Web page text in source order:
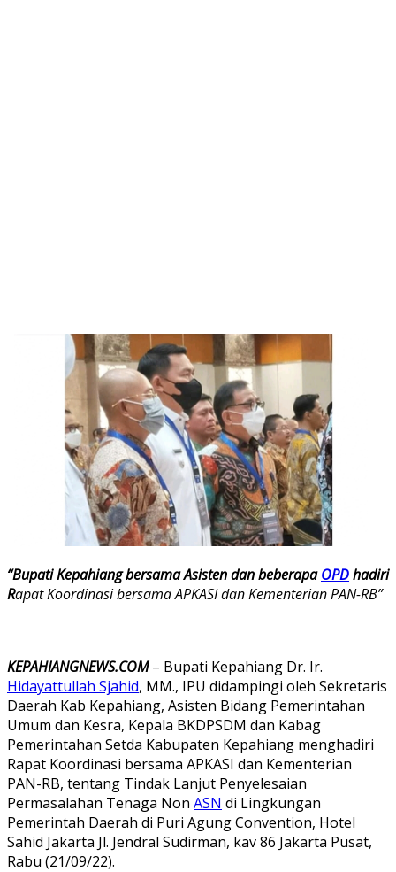
“Bupati Kepahiang bersama Asisten dan beberapaOPDhadiri
Rapat Koordinasi bersama APKASI dan Kementerian PAN-RB”
KEPAHIANGNEWS.COM– Bupati Kepahiang Dr. Ir.
Hidayattullah Sjahid, MM., IPU didampingi oleh Sekretaris
Daerah Kab Kepahiang, Asisten Bidang Pemerintahan
Umum dan Kesra, Kepala BKDPSDM dan Kabag
Pemerintahan Setda Kabupaten Kepahiang menghadiri
Rapat Koordinasi bersama APKASI dan Kementerian
PAN-RB, tentang Tindak Lanjut Penyelesaian
Permasalahan Tenaga Non ASN di Lingkungan
Pemerintah Daerah di Puri Agung Convention, Hotel
Sahid Jakarta Jl. Jendral Sudirman, kav 86 Jakarta Pusat,
Rabu (21/09/22).